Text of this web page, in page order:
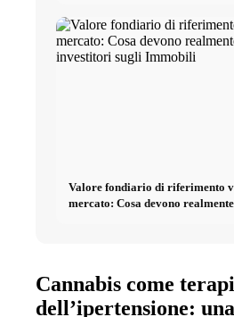
Valore fondiario di riferimento
mercato: Cosa devono
Cannabis come
dell’ipertensione: